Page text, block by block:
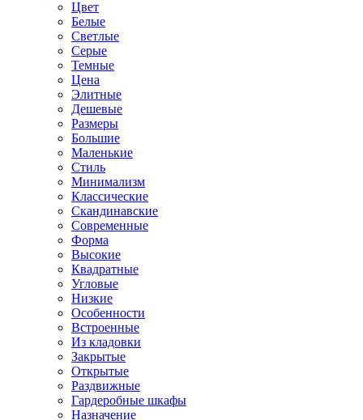
Цвет
Белые
Светлые
Серые
Темные
Цена
Элитные
Дешевые
Размеры
Большие
Маленькие
Стиль
Минимализм
Классические
Скандинавские
Современные
Форма
Высокие
Квадратные
Угловые
Низкие
Особенности
Встроенные
Из кладовки
Закрытые
Открытые
Раздвижные
Гардеробные шкафы
Назначение